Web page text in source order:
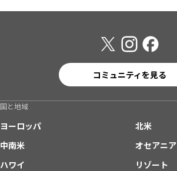
コミュニティを見る
国と地域
ヨーロッパ
北米
中南米
オセアニア
ハワイ
リゾート